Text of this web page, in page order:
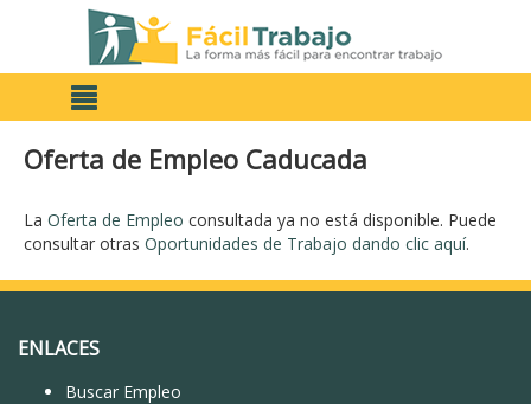
Oferta de Empleo Caducada
La Oferta de Empleo consultada ya no está disponible. Puede
consultar otras Oportunidades de Trabajo dando clic aquí.
ENLACES
Buscar Empleo